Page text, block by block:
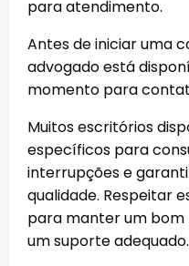
para atendimento.
Antes de iniciar uma
advogado está
momento para
Muitos escritórios
específicos para
interrupções e
qualidade. Respeitar
para manter um
um suporte adequado.